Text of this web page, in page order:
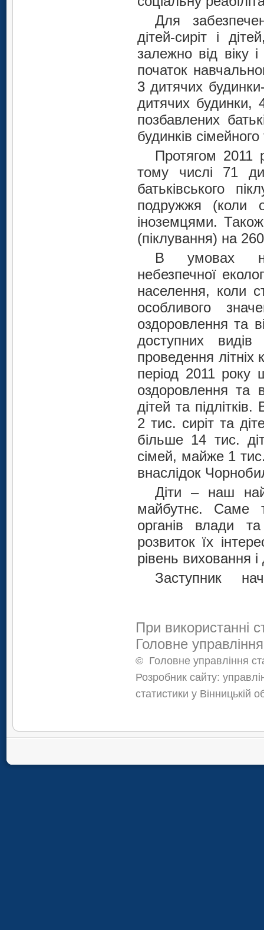
Для
дітей-сиріт і
залежно від віку
початок
3 дитячих
дитячих будинки,
позбавлених
будинків сімейного
Протягом 2011
тому числі 71
батьківського
подружжя (коли
іноземцями.
(піклування) на
В умовах
небезпечної
населення, коли
особливого
оздоровлення та
доступних видів
проведення літніх
період 2011 року
оздоровлення та
дітей та
2 тис. сиріт та
більше 14 тис.
сімей, майже 1 тис.
внаслідок
Діти – наш
майбутнє. Саме
органів влади
розвиток їх
рівень виховання
При використанні
Головне
© Головне управління
Розробник сайту:
статистики у Вінницькій